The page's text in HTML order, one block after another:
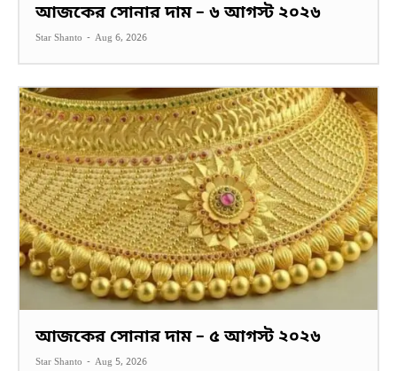
আজকের সোনার দাম – ৬ আগস্ট ২০২৬
Star Shanto - Aug 6, 2026
আজকের সোনার দাম – ৫ আগস্ট ২০২৬
Star Shanto - Aug 5, 2026